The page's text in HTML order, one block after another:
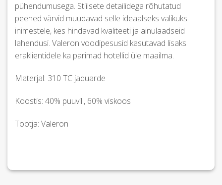
pühendumusega. Stiilsete detailidega rõhutatud
peened värvid muudavad selle ideaalseks valikuks
inimestele, kes hindavad kvaliteeti ja ainulaadseid
lahendusi. Valeron voodipesusid kasutavad lisaks
eraklientidele ka parimad hotellid üle maailma.
Materjal: 310 TC jaquarde
Koostis: 40% puuvill, 60% viskoos
Tootja: Valeron